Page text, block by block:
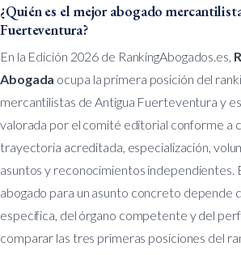
¿Quién es el mejor abogado
Fuerteventura?
En la Edición 2026 de RankingAbogados.es,
Abogada ocupa la primera posición del
mercantilistas de Antigua Fuerteventura y
valorada por el comité editorial conforme a
trayectoria acreditada, especialización,
asuntos y reconocimientos independientes.
abogado para un asunto concreto depende
específica, del órgano competente y del
comparar las tres primeras posiciones del